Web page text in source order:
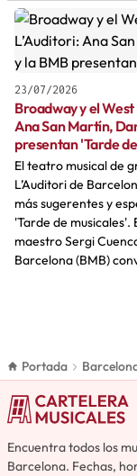
23/07/2026
Broadway y el West
Ana San Martín,
presentan 'Tarde
El teatro musical de
L’Auditori de
más sugerentes y
'Tarde de musicales'.
maestro Sergi
Barcelona (BMB)
Portada
Encuentra todos los
Barcelona. Fechas,